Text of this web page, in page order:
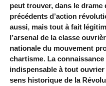
peut trouver, dans le drame
précédents d’action
aussi, mais tout à fait
l’arsenal de la classe
nationale du mouvement
chartisme. La
indispensable à tout
sens historique de la